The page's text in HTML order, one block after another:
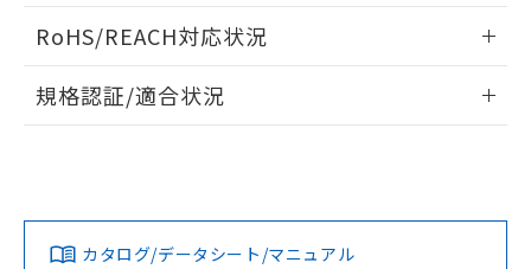
A: 70mm以上、B: 45mm以上
検出物体の大きさと材質による影響
ドすることができます。
ログイン/会員登録
ダウンロードデータをご利用いただく前に、以下を必ずお読
みください。
RoHS/REACH対応状況
EU RoHS 注意事項・凡例
対応済み
規格認証/適合状況
カタログ/データシート/マニュアル